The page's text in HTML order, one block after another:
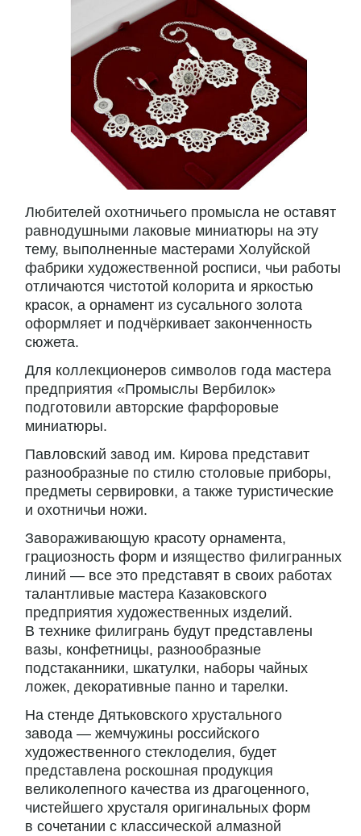
Любителей охотничьего промысла не оставят
равнодушными лаковые миниатюры на эту
тему, выполненные мастерами Холуйской
фабрики художественной росписи, чьи работы
отличаются чистотой колорита и яркостью
красок, а орнамент из сусального золота
оформляет и подчёркивает законченность
сюжета.
Для коллекционеров символов года мастера
предприятия «Промыслы Вербилок»
подготовили авторские фарфоровые
миниатюры.
Павловский завод им. Кирова представит
разнообразные по стилю столовые приборы,
предметы сервировки, а также туристические
и охотничьи ножи.
Завораживающую красоту орнамента,
грациозность форм и изящество филигранных
линий — все это представят в своих работах
талантливые мастера Казаковского
предприятия художественных изделий.
В технике филигрань будут представлены
вазы, конфетницы, разнообразные
подстаканники, шкатулки, наборы чайных
ложек, декоративные панно и тарелки.
На стенде Дятьковского хрустального
завода — жемчужины российского
художественного стеклоделия, будет
представлена роскошная продукция
великолепного качества из драгоценного,
чистейшего хрусталя оригинальных форм
в сочетании с классической алмазной